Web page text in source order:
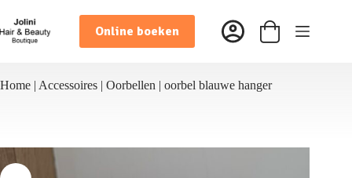
naar
de
inhoud
Online boeken Winkelwagen
Home | Accessoires | Oorbellen | oorbel blauwe hanger